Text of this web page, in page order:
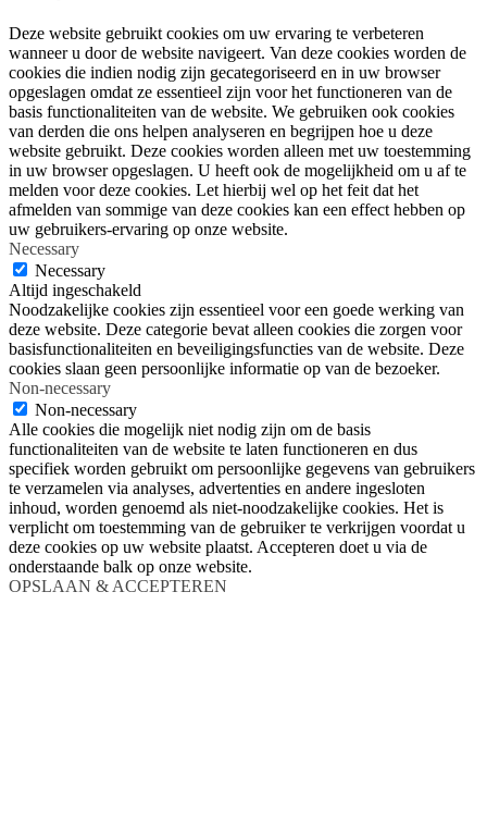
Deze website gebruikt cookies om uw ervaring te verbeteren
wanneer u door de website navigeert. Van deze cookies worden de
cookies die indien nodig zijn gecategoriseerd en in uw browser
opgeslagen omdat ze essentieel zijn voor het functioneren van de
basis functionaliteiten van de website. We gebruiken ook cookies
van derden die ons helpen analyseren en begrijpen hoe u deze
website gebruikt. Deze cookies worden alleen met uw toestemming
in uw browser opgeslagen. U heeft ook de mogelijkheid om u af te
melden voor deze cookies. Let hierbij wel op het feit dat het
afmelden van sommige van deze cookies kan een effect hebben op
uw gebruikers-ervaring op onze website.
Necessary
Necessary
Altijd ingeschakeld
Noodzakelijke cookies zijn essentieel voor een goede werking van
deze website. Deze categorie bevat alleen cookies die zorgen voor
basisfunctionaliteiten en beveiligingsfuncties van de website. Deze
cookies slaan geen persoonlijke informatie op van de bezoeker.
Non-necessary
Non-necessary
Alle cookies die mogelijk niet nodig zijn om de basis
functionaliteiten van de website te laten functioneren en dus
specifiek worden gebruikt om persoonlijke gegevens van gebruikers
te verzamelen via analyses, advertenties en andere ingesloten
inhoud, worden genoemd als niet-noodzakelijke cookies. Het is
verplicht om toestemming van de gebruiker te verkrijgen voordat u
deze cookies op uw website plaatst. Accepteren doet u via de
onderstaande balk op onze website.
OPSLAAN & ACCEPTEREN